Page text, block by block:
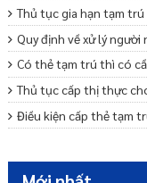
Thủ tục gia hạn tạm
Quy định về xử lý
Có thẻ tạm trú thì có
Thủ tục cấp thị thực
Điều kiện cấp thẻ tạm
Dịch vụ xin cấp lại